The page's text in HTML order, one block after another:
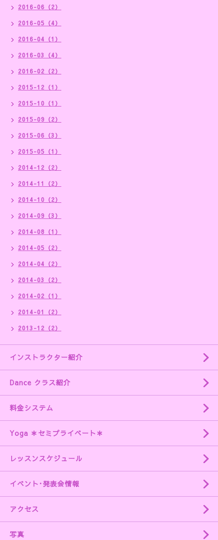
2016-06（2）
2016-05（4）
2016-04（1）
2016-03（4）
2016-02（2）
2015-12（1）
2015-10（1）
2015-09（2）
2015-06（3）
2015-05（1）
2014-12（2）
2014-11（2）
2014-10（2）
2014-09（3）
2014-08（1）
2014-05（2）
2014-04（2）
2014-03（2）
2014-02（1）
2014-01（2）
2013-12（2）
インストラクター紹介
Dance クラス紹介
料金システム
Yoga ＊セミプライベート＊
レッスンスケジュール
イベント･発表会情報
アクセス
写真